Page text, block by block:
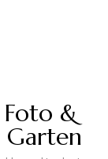
&
Garten